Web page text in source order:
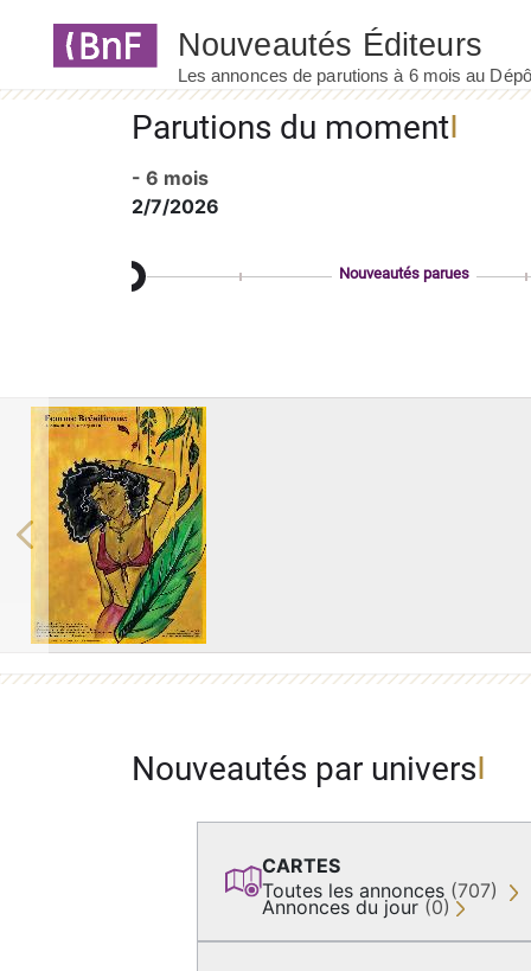
Parutions du moment
- 6 mois
2/7/2026
Nouveautés parues
Previous
Nouveautés par univers
CARTES
Toutes les annonces (707)
Annonces du jour (0)